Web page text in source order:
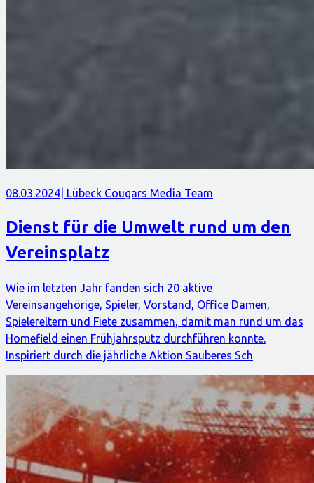
08.03.2024 | Lübeck Cougars Media Team
Dienst für die Umwelt rund um den
Vereinsplatz
Wie im letzten Jahr fanden sich 20 aktive
Vereinsangehörige, Spieler, Vorstand, Office Damen,
Spielereltern und Fiete zusammen, damit man rund um das
Homefield einen Frühjahrsputz durchführen konnte.
Inspiriert durch die jährliche Aktion Sauberes Sch